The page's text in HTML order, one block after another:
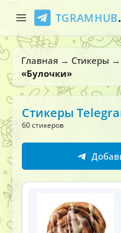
TGRAMHUB
Главная
Стикеры
Главная → Стикеры →
«Булочки»
Стикеры
60 стикеров